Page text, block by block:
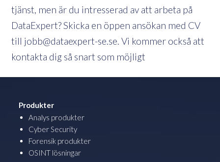
tjänst, men är du intresserad av att arbeta på
DataExpert? Skicka en öppen ansökan med CV
till jobb@dataexpert-se.se. Vi kommer också att
kontakta dig så snart som möjligt
Produkter
Analys produkter
Cyber Security
Forensik produkter
OSINT lösningar